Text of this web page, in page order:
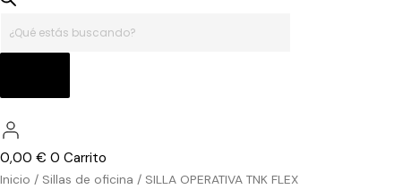
0,00 € 0 Carrito
Inicio / Sillas de oficina / SILLA OPERATIVA TNK FLEX
SILLA